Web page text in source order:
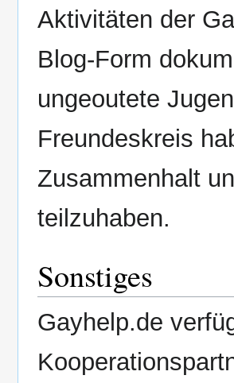
Aktivitäten der
Blog-Form
ungeoutete
Freundeskreis
Zusammenhalt
teilzuhaben.
Sonstiges
Gayhelp.de